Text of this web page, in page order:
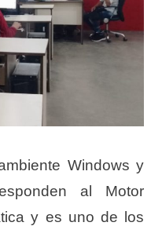
Windows y
al Motor
y es uno de los